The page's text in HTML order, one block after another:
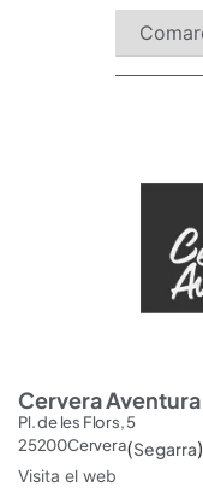
Cervera Aventura
Pl. de les Flors, 5
25200Cervera(Segarra)
Visita el web